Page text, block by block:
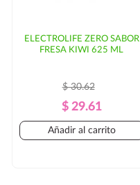
ELECTROLIFE ZERO SABOR
FRESA KIWI 625 ML
Precio
Regular
$ 30.62
Precio
$ 29.61
Añadir al carrito